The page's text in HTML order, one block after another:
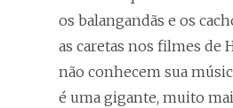
os balangandãs e os
as caretas nos filmes de
não conhecem sua
é uma gigante, muito